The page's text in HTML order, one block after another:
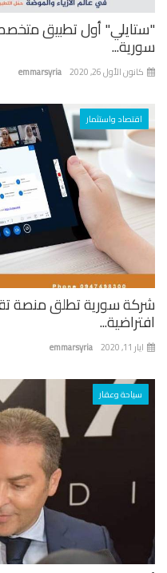
أول تطبيق متخصص
emmarsyria الأول 26, 2020
اقتصاد واستثمار
سورية تطلق منصة تقنية
emmarsyria
سياحة وعقار